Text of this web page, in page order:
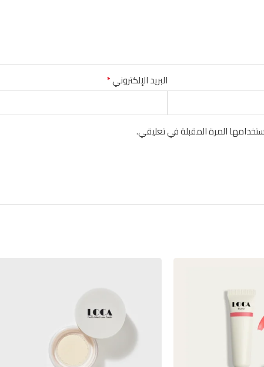
البريد الإلكتروني*
المرة المقبلة في تعليقي.